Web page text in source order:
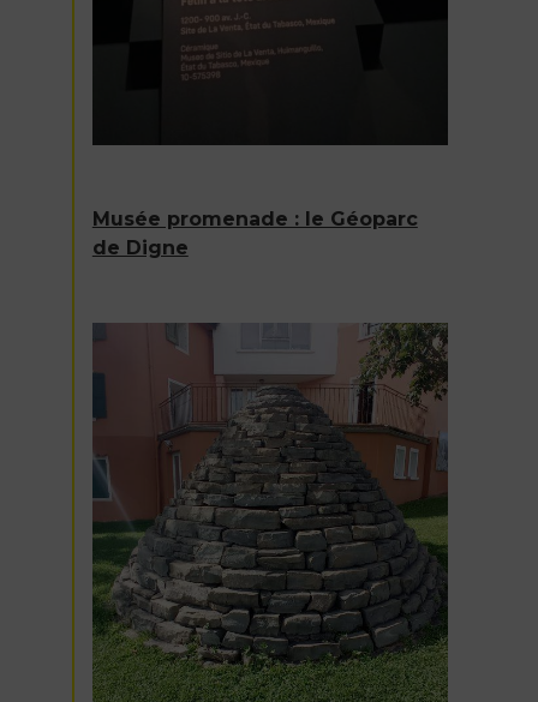
Musée promenade : le Géoparc
de Digne